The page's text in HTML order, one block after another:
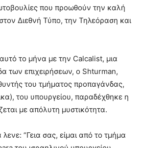
που προωθούν την καλή
Διεθνή Τύπο, την Τηλεόραση και
το μήνα με την Calcalist, μια
των επιχειρήσεων, ο Shturman,
του τμήματος προπαγάνδας,
του υπουργείου, παραδέχθηκε η
με απόλυτη μυστικότητα.
λενε: “Γεια σας, είμαι από το τμήμα